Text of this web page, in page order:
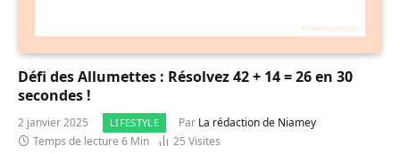
Défi des Allumettes : Résolvez 42 + 14 = 26 en 30
secondes !
2 janvier 2025 LIFESTYLE Par La rédaction de Niamey
Temps de lecture 6 Min
25 Visites